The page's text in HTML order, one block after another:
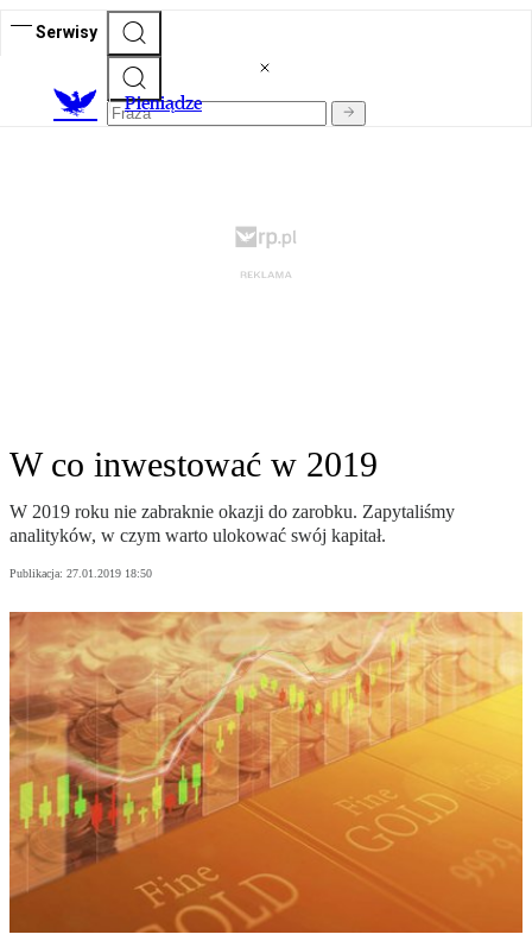
Serwisy
Pieniądze
W co inwestować w 2019
W 2019 roku nie zabraknie okazji do zarobku. Zapytaliśmy
analityków, w czym warto ulokować swój kapitał.
Publikacja: 27.01.2019 18:50